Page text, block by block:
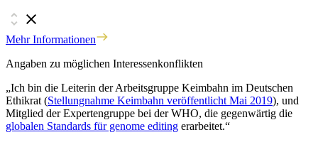
Mehr Informationen
Angaben zu möglichen Interessenkonflikten
„Ich bin die Leiterin der Arbeitsgruppe Keimbahn im Deutschen
Ethikrat (Stellungnahme Keimbahn veröffentlicht Mai 2019), und
Mitglied der Expertengruppe bei der WHO, die gegenwärtig die
globalen Standards für genome editing erarbeitet.“